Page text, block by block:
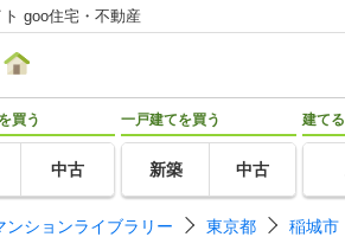
goo住宅・不動産
買う
中古
一戸建てを買う
新築 中古
建てる
ンションライブラリー 東京都 稲城市